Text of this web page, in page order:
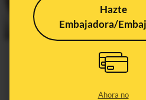
Hazte
Embajadora/
Ahora no
"No salgas durante
las teorías de la
ciencia, superstición y
desinformación ante
del 12 de agosto